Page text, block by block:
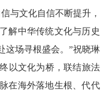
与文化自信不断提升，
解中华传统文化与历史
这场寻根盛会。”祝晓琳
以文化为桥，联结旅法
在海外落地生根、代代